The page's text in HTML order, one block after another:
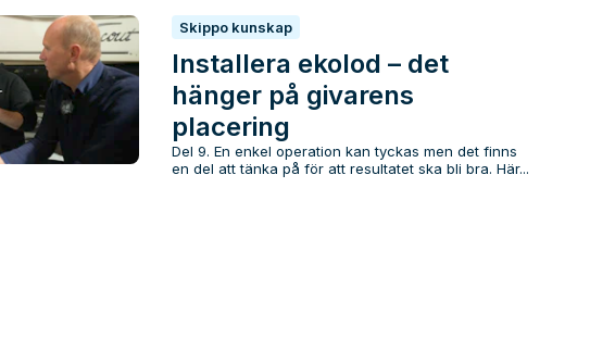
Skippo kunskap
Installera ekolod – det
hänger på givarens
placering
Del 9. En enkel operation kan tyckas men det finns
en del att tänka på för att resultatet ska bli bra. Här...